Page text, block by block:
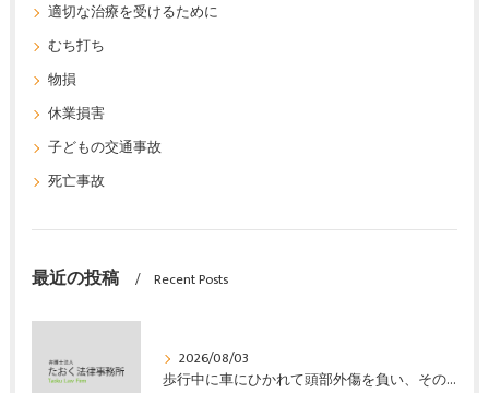
適切な治療を受けるために
むち打ち
物損
休業損害
子どもの交通事故
死亡事故
最近の投稿 Recent Posts
2026/08/03
歩行中に車にひかれて頭部外傷を負い、その４か月後に亡くなり、死亡部分も含めて裁判所の基準で損害賠償金を獲得した事案｜たおく法律事務所